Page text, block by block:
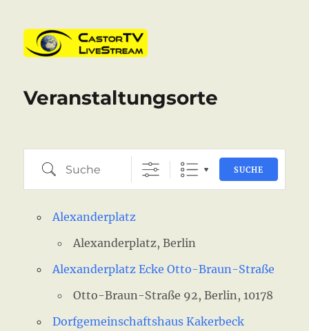
Veranstaltungsorte
Suche SUCHE
Alexanderplatz
Alexanderplatz, Berlin
Alexanderplatz Ecke Otto-Braun-Straße
Otto-Braun-Straße 92, Berlin, 10178
Dorfgemeinschaftshaus Kakerbeck